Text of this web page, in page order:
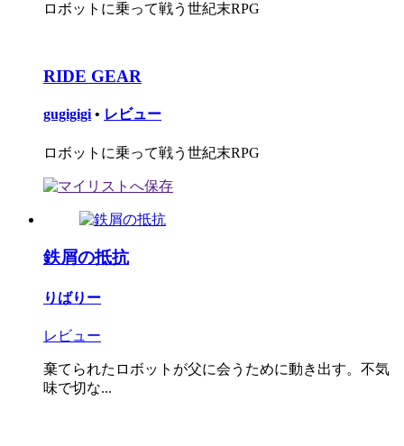
ロボットに乗って戦う世紀末RPG
RIDE GEAR
gugigigi • レビュー
ロボットに乗って戦う世紀末RPG
鉄屑の抵抗
りばりー
レビュー
棄てられたロボットが父に会うために動き出す。不気
味で切な...